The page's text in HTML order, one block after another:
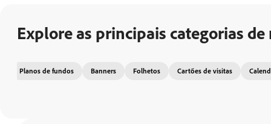
Explore as principais categorias
Planos de fundos Banners Folhetos Cartões de visitas